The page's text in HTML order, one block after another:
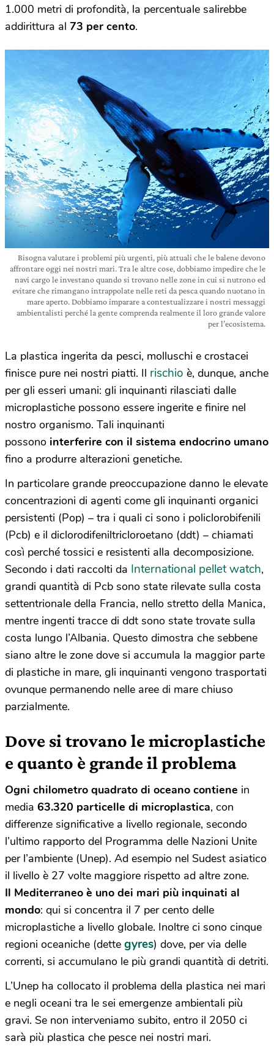
1.000 metri di profondità, la percentuale salirebbe
addirittura al 73 per cento.
Bisogna valutare i problemi più urgenti, più attuali che le balene devono
affrontare oggi nei nostri mari. Tra le altre cose, dobbiamo impedire che le
navi cargo le investano quando si trovano nelle zone in cui si nutrono ed
evitare che rimangano intrappolate nelle reti da pesca quando nuotano in
mare aperto. Dobbiamo imparare a contestualizzare i nostri messaggi
ambientalisti perché la gente comprenda realmente il loro grande valore
per l’ecosistema.
La plastica ingerita da pesci, molluschi e crostacei
finisce pure nei nostri piatti. Il rischio è, dunque, anche
per gli esseri umani: gli inquinanti rilasciati dalle
microplastiche possono essere ingerite e finire nel
nostro organismo. Tali inquinanti
possono interferire con il sistema endocrino umano
fino a produrre alterazioni genetiche.
In particolare grande preoccupazione danno le elevate
concentrazioni di agenti come gli inquinanti organici
persistenti (Pop) – tra i quali ci sono i policlorobifenili
(Pcb) e il diclorodifeniltricloroetano (ddt) – chiamati
così perché tossici e resistenti alla decomposizione.
Secondo i dati raccolti da International pellet watch,
grandi quantità di Pcb sono state rilevate sulla costa
settentrionale della Francia, nello stretto della Manica,
mentre ingenti tracce di ddt sono state trovate sulla
costa lungo l’Albania. Questo dimostra che sebbene
siano altre le zone dove si accumula la maggior parte
di plastiche in mare, gli inquinanti vengono trasportati
ovunque permanendo nelle aree di mare chiuso
parzialmente.
Dove si trovano le microplastiche
e quanto è grande il problema
Ogni chilometro quadrato di oceano contiene in
media 63.320 particelle di microplastica, con
differenze significative a livello regionale, secondo
l’ultimo rapporto del Programma delle Nazioni Unite
per l’ambiente (Unep). Ad esempio nel Sudest asiatico
il livello è 27 volte maggiore rispetto ad altre zone.
Il Mediterraneo è uno dei mari più inquinati al
mondo: qui si concentra il 7 per cento delle
microplastiche a livello globale. Inoltre ci sono cinque
regioni oceaniche (dette gyres) dove, per via delle
correnti, si accumulano le più grandi quantità di detriti.
L’Unep ha collocato il problema della plastica nei mari
e negli oceani tra le sei emergenze ambientali più
gravi. Se non interveniamo subito, entro il 2050 ci
sarà più plastica che pesce nei nostri mari.